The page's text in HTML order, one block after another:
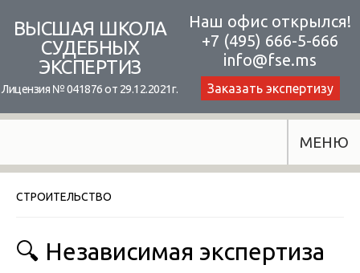
content
ВЫСШАЯ ШКОЛА
СУДЕБНЫХ
ЭКСПЕРТИЗ
Лицензия № 041876 от 29.12.2021г.
Наш офис открылся!
+7 (495) 666-5-666
info@fse.ms
Заказать экспертизу
МЕНЮ
СТРОИТЕЛЬСТВО
🔍 Независимая экспертиза